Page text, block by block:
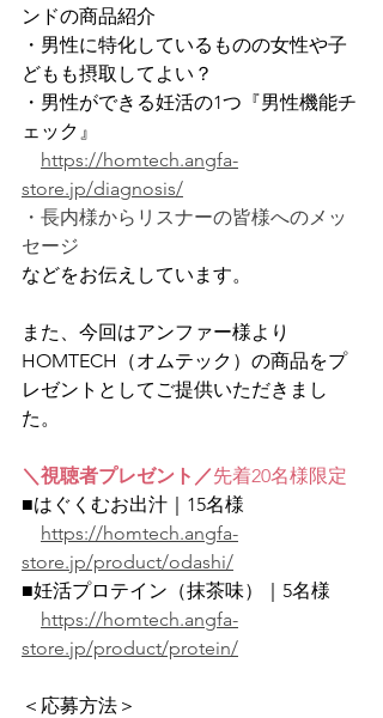
ンドの商品紹介
・男性に特化しているものの女性や子
どもも摂取してよい？
・男性ができる妊活の1つ『男性機能チ
ェック』
https://homtech.angfa-
store.jp/diagnosis/
・長内様からリスナーの皆様へのメッ
セージ
などをお伝えしています。
また、今回はアンファー様より
HOMTECH（オムテック）の商品をプ
レゼントとしてご提供いただきまし
た。
＼視聴者プレゼント／先着20名様限定
■はぐくむお出汁｜15名様
https://homtech.angfa-
store.jp/product/odashi/
■妊活プロテイン（抹茶味）｜5名様
https://homtech.angfa-
store.jp/product/protein/
＜応募方法＞